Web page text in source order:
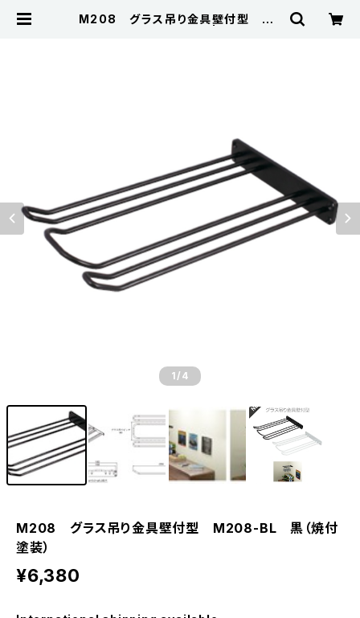
M208 グラス吊り金具壁付型 M2
1 /4
M208 グラス吊り金具壁付型 M208-BL 黒（焼付
塗装）
¥6,380